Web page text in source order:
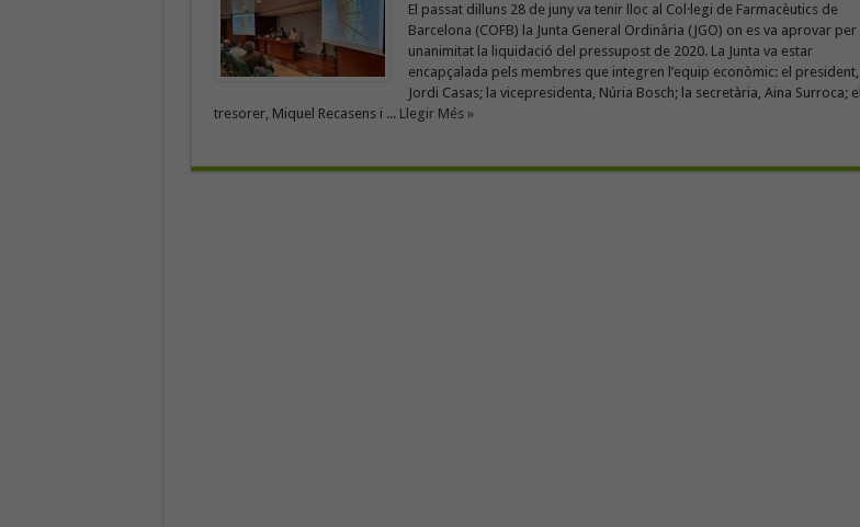
El passat dilluns 28 de juny va tenir lloc al Col·legi de Farmacèutics de
Barcelona (COFB) la Junta General Ordinària (JGO) on es va aprovar per
unanimitat la liquidació del pressupost de 2020. La Junta va estar
encapçalada pels membres que integren l’equip econòmic: el president,
Jordi Casas; la vicepresidenta, Núria Bosch; la secretària, Aina Surroca; el
tresorer, Miquel Recasens i ... Llegir Més »